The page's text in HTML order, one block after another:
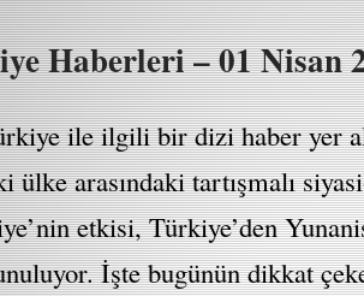
Haberleri – 01 Nisan
ile ilgili bir dizi haber
arasındaki tartışmalı
etkisi, Türkiye’den
İşte bugünün dikkat